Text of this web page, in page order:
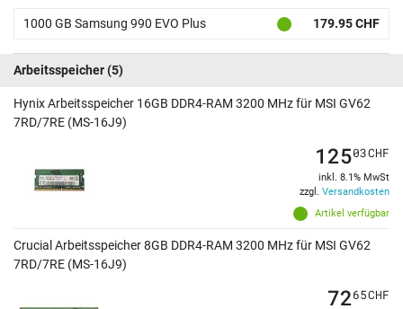
1000 GB Samsung 990 EVO Plus 179.95 CHF
Arbeitsspeicher(5)
Hynix Arbeitsspeicher 16GB DDR4-RAM 3200 MHz für MSI GV62
7RD/7RE (MS-16J9)
Artikel verfügbar
12503CHF
inkl. 8.1% MwSt
zzgl. Versandkosten
Crucial Arbeitsspeicher 8GB DDR4-RAM 3200 MHz für MSI GV62
7RD/7RE (MS-16J9)
7265CHF